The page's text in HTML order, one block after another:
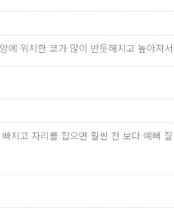
위치한 코가 많이 반듯해지고 높아
지고 자리를 잡으면 훨씬 전 보다 예뻐